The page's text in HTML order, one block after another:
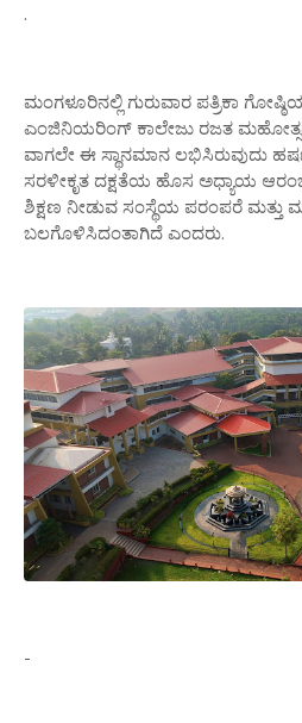
.
ಮಂಗಳೂರಿನಲ್ಲಿ ಗುರುವಾರ ಪತ್ರಿಕಾ
ಎಂಜಿನಿಯರಿಂಗ್ ಕಾಲೇಜು ರಜತ
ವಾಗಲೇ ಈ ಸ್ಥಾನಮಾನ ಲಭಿಸಿರುವುದು
ಸರಳೀಕೃತ ದಕ್ಷತೆಯ ಹೊಸ ಅಧ್ಯಾಯ
ಶಿಕ್ಷಣ ನೀಡುವ ಸಂಸ್ಥೆಯ ಪರಂಪರೆ ಮತ್ತು
ಬಲಗೊಳಿಸಿದಂತಾಗಿದೆ ಎಂದರು.
-